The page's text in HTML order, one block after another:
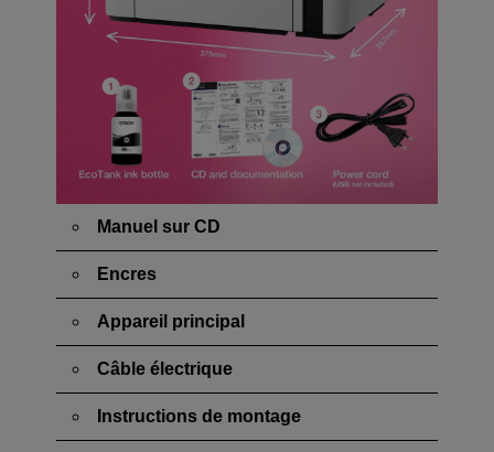
Manuel sur CD
Encres
Appareil principal
Câble électrique
Instructions de montage